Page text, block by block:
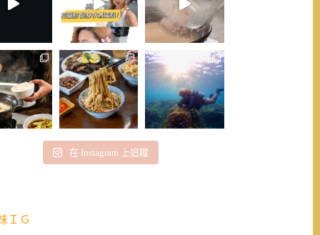
在 Instagram 上追蹤
ＩＧ